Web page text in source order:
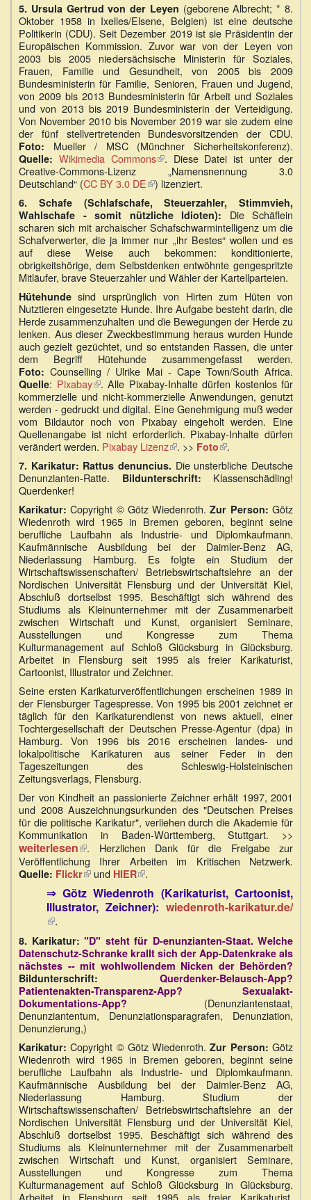
5. Ursula Gertrud von der Leyen (geborene Albrecht; * 8.
Oktober 1958 in Ixelles/Elsene, Belgien) ist eine deutsche
Politikerin (CDU). Seit Dezember 2019 ist sie Präsidentin der
Europäischen Kommission. Zuvor war von der Leyen von
2003 bis 2005 niedersächsische Ministerin für Soziales,
Frauen, Familie und Gesundheit, von 2005 bis 2009
Bundesministerin für Familie, Senioren, Frauen und Jugend,
von 2009 bis 2013 Bundesministerin für Arbeit und Soziales
und von 2013 bis 2019 Bundesministerin der Verteidigung.
Von November 2010 bis November 2019 war sie zudem eine
der fünf stellvertretenden Bundesvorsitzenden der CDU.
Foto: Mueller / MSC (Münchner Sicherheitskonferenz).
Quelle: Wikimedia Commons(Link
extern)
. Diese Datei ist unter der
Creative-Commons-Lizenz „Namensnennung 3.0
Deutschland“ (CC BY 3.0 DE(Link
extern)
) lizenziert.
6.
Schafe (Schlafschafe, Steuerzahler, Stimmvieh,
Wahlschafe - somit nützliche Idioten): Die Schäflein
scharen sich mit archaischer Schafschwarmintelligenz um die
Schafverwerter, die ja immer nur „ihr Bestes“ wollen und es
auf diese Weise auch bekommen: konditionierte,
obrigkeitshörige, dem Selbstdenken entwöhnte gengespritzte
Mitläufer, brave Steuerzahler und Wähler der Kartellparteien.
Hütehunde sind ursprünglich von Hirten zum Hüten von
Nutztieren eingesetzte Hunde. Ihre Aufgabe besteht darin, die
Herde zusammenzuhalten und die Bewegungen der Herde zu
lenken. Aus dieser Zweckbestimmung heraus wurden Hunde
auch gezielt gezüchtet, und so entstanden Rassen, die unter
dem Begriff Hütehunde zusammengefasst werden.
Foto: Counselling / Ulrike Mai - Cape Town/South Africa.
Quelle: Pixabay(Link
ist
extern)
. Alle Pixabay-Inhalte dürfen kostenlos für
kommerzielle und nicht-kommerzielle Anwendungen, genutzt
werden - gedruckt und digital. Eine Genehmigung muß weder
vom Bildautor noch von Pixabay eingeholt werden. Eine
Quellenangabe ist nicht erforderlich. Pixabay-Inhalte dürfen
verändert werden. Pixabay Lizenz(Link
ist
extern)
. >> Foto(Link
ist
extern)
.
7. Karikatur: Rattus denuncius. Die unsterbliche Deutsche
Denunzianten-Ratte. Bildunterschrift: Klassenschädling!
Querdenker!
Karikatur: Copyright ©️ Götz Wiedenroth.Zur Person:Götz
Wiedenroth wird 1965 in Bremen geboren, beginnt seine
berufliche Laufbahn als Industrie- und Diplomkaufmann.
Kaufmännische Ausbildung bei der Daimler-Benz AG,
Niederlassung Hamburg. Es folgte ein Studium der
Wirtschaftswissenschaften/ Betriebswirtschaftslehre an der
Nordischen Universität Flensburg und der Universität Kiel,
Abschluß dortselbst 1995. Beschäftigt sich während des
Studiums als Kleinunternehmer mit der Zusammenarbeit
zwischen Wirtschaft und Kunst, organisiert Seminare,
Ausstellungen und Kongresse zum Thema
Kulturmanagement auf Schloß Glücksburg in Glücksburg.
Arbeitet in Flensburg seit 1995 als freier Karikaturist,
Cartoonist, Illustrator und Zeichner.
Seine ersten Karikaturveröffentlichungen erscheinen 1989 in
der Flensburger Tagespresse. Von 1995 bis 2001 zeichnet er
täglich für den Karikaturendienst von news aktuell, einer
Tochtergesellschaft der Deutschen Presse-Agentur (dpa) in
Hamburg. Von 1996 bis 2016 erscheinen landes- und
lokalpolitische Karikaturen aus seiner Feder in den
Tageszeitungen des Schleswig-Holsteinischen
Zeitungsverlags, Flensburg.
Der von Kindheit an passionierte Zeichner erhält 1997, 2001
und 2008 Auszeichnungsurkunden des "Deutschen Preises
für die politische Karikatur", verliehen durch die Akademie für
Kommunikation in Baden-Württemberg, Stuttgart. >>
weiterlesen(Link
ist
extern)
. Herzlichen Dank für die Freigabe zur
Veröffentlichung Ihrer Arbeiten im Kritischen Netzwerk.
Quelle: Flickr(Link
extern)
und HIER(Link
extern)
.
⇒ Götz Wiedenroth (Karikaturist, Cartoonist,
Illustrator, Zeichner): wiedenroth-karikatur.de/
(Link
ist
extern)
.
8. Karikatur: "D" steht für D-enunzianten-Staat. Welche
Datenschutz-Schranke krallt sich der App-Datenkrake als
nächstes -- mit wohlwollendem Nicken der Behörden?
Bildunterschrift:
Querdenker-Belausch-App?
Patientenakten-Transparenz-App? Sexualakt-
Dokumentations-App? (Denunziantenstaat,
Denunziantentum, Denunziationsparagrafen, Denunziation,
Denunzierung,)
Karikatur: Copyright ©️ Götz Wiedenroth.Zur Person:Götz
Wiedenroth wird 1965 in Bremen geboren, beginnt seine
berufliche Laufbahn als Industrie- und Diplomkaufmann.
Kaufmännische Ausbildung bei der Daimler-Benz AG,
Niederlassung Hamburg. Studium der
Wirtschaftswissenschaften/ Betriebswirtschaftslehre an der
Nordischen Universität Flensburg und der Universität Kiel,
Abschluß dortselbst 1995. Beschäftigt sich während des
Studiums als Kleinunternehmer mit der Zusammenarbeit
zwischen Wirtschaft und Kunst, organisiert Seminare,
Ausstellungen und Kongresse zum Thema
Kulturmanagement auf Schloß Glücksburg in Glücksburg.
Arbeitet in Flensburg seit 1995 als freier Karikaturist,